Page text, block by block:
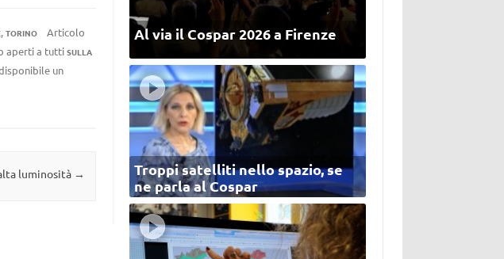
, TORINO
Articolo
aperti a tuttiSULLA
un
luminosità →
Al via il Cospar 2026 a Firenze
Troppi satelliti nello spazio, se
ne parla al Cospar